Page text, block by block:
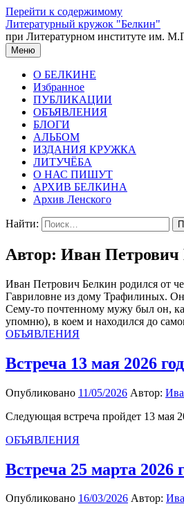
Перейти к содержимому
Литературный кружок "Белкин"
при Литературном институте им.
Меню
О БЕЛКИНЕ
Избранное
ПУБЛИКАЦИИ
ОБЪЯВЛЕНИЯ
БЛОГИ
АЛЬБОМ
ИЗДАНИЯ КРУЖКА
ЛИТУЧЁБА
О НАС ПИШУТ
АРХИВ БЕЛКИНА
Архив Ленского
Найти:
Автор: Иван Петрович
Иван Петрович Белкин родился от
Гавриловне из дому Трафилиных. Он
Сему-то почтенному мужу был он,
упомню), в коем и находился до
ОБЪЯВЛЕНИЯ
Встреча 13 мая 2026
Опубликовано 11/05/2026 Автор:
Следующая встреча пройдет 13 мая
ОБЪЯВЛЕНИЯ
Встреча 25 марта 2026
Опубликовано 16/03/2026 Автор: